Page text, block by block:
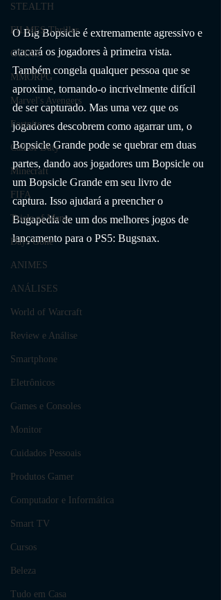
STEALTH
FILMES Thriller
GUIAS
MMORPG
Marvel's Avengers
Fortnite
Call of Duty
Minecraft
FIFA
Trials of Mana
Days Gone
ANIMES
ANÁLISES
World of Warcraft
Review e Análise
Smartphone
Eletrônicos
Games e Consoles
Monitor
Cuidados Pessoais
Produtos Gamer
Computador e Informática
Smart TV
Cursos
Beleza
Tudo em Casa
O Big Bopsicle é extremamente agressivo e
atacará os jogadores à primeira vista.
Também congela qualquer pessoa que se
aproxime, tornando-o incrivelmente difícil
de ser capturado. Mas uma vez que os
jogadores descobrem como agarrar um, o
Bopsicle Grande pode se quebrar em duas
partes, dando aos jogadores um Bopsicle ou
um Bopsicle Grande em seu livro de
captura. Isso ajudará a preencher o
Bugapedia de um dos melhores jogos de
lançamento para o PS5: Bugsnax.